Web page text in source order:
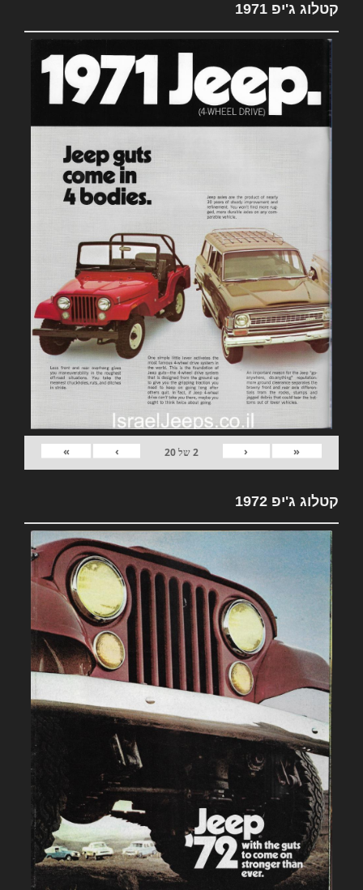
קטלוג ג'יפ 1971
«
‹
2של20
›
»
קטלוג ג'יפ 1972